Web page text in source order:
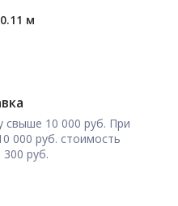
м
свыше 10 000 руб. При
000 руб. стоимость
руб.